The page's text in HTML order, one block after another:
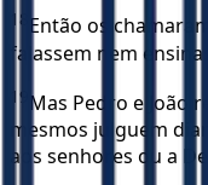
18 Então os
falassem nem
19 Mas Pedro e João
mesmos julguem
aos senhores ou a